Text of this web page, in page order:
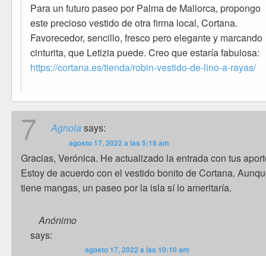
Para un futuro paseo por Palma de Mallorca, propongo
este precioso vestido de otra firma local, Cortana.
Favorecedor, sencillo, fresco pero elegante y marcando
cinturita, que Letizia puede. Creo que estaría fabulosa:
https://cortana.es/tienda/robin-vestido-de-lino-a-rayas/
7 Agnolasays:
agosto 17, 2022 a las 5:18 am
Gracias, Verónica. He actualizado la entrada con tus
Estoy de acuerdo con el vestido bonito de Cortana.
tiene mangas, un paseo por la isla sí lo ameritaría.
Anónimo
says:
agosto 17, 2022 a las 10:10 am